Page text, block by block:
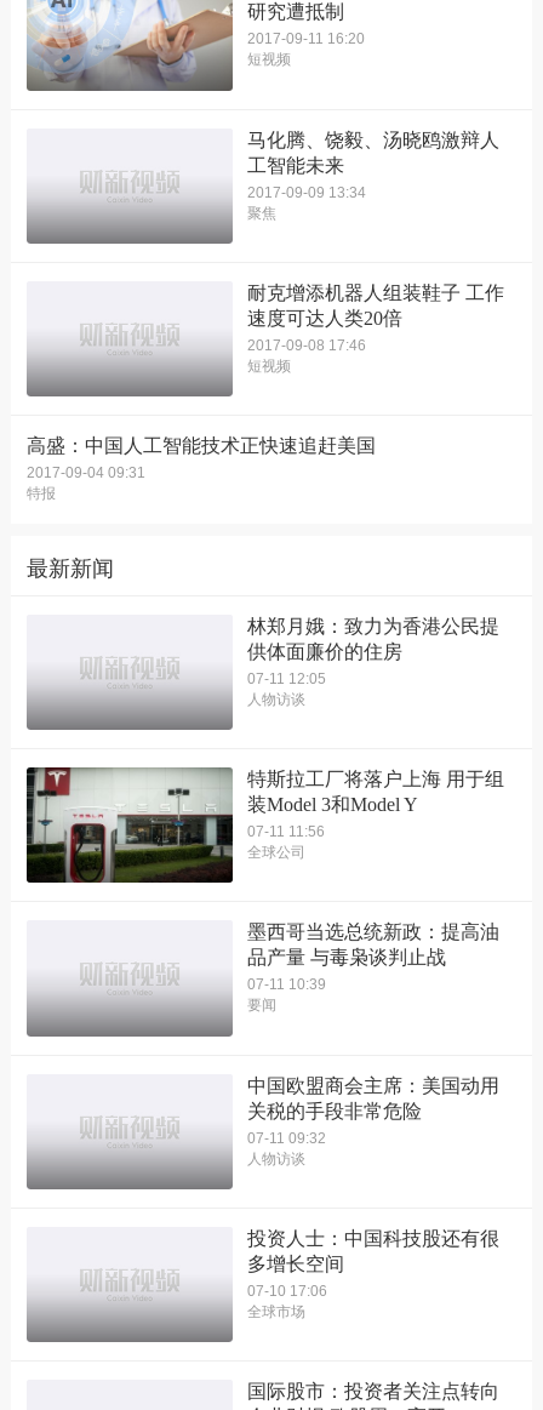
研究遭抵制
2017-09-11 16:20
短视频
马化腾、饶毅、汤晓鸥激辩人
工智能未来
2017-09-09 13:34
聚焦
耐克增添机器人组装鞋子 工作
速度可达人类20倍
2017-09-08 17:46
短视频
高盛：中国人工智能技术正快速追赶美国
2017-09-04 09:31
特报
最新新闻
林郑月娥：致力为香港公民提
供体面廉价的住房
07-11 12:05
人物访谈
特斯拉工厂将落户上海 用于组
装Model 3和Model Y
07-11 11:56
全球公司
墨西哥当选总统新政：提高油
品产量 与毒枭谈判止战
07-11 10:39
要闻
中国欧盟商会主席：美国动用
关税的手段非常危险
07-11 09:32
人物访谈
投资人士：中国科技股还有很
多增长空间
07-10 17:06
全球市场
国际股市：投资者关注点转向